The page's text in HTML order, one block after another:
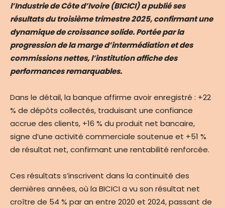
l’Industrie de Côte d’Ivoire (BICICI) a publié ses
résultats du troisième trimestre 2025, confirmant une
dynamique de croissance solide. Portée par la
progression de la marge d’intermédiation et des
commissions nettes, l’institution affiche des
performances remarquables.
Dans le détail, la banque affirme avoir enregistré : +22
% de dépôts collectés, traduisant une confiance
accrue des clients, +16 % du produit net bancaire,
signe d’une activité commerciale soutenue et +51 %
de résultat net, confirmant une rentabilité renforcée.
Ces résultats s’inscrivent dans la continuité des
dernières années, où la BICICI a vu son résultat net
croître de 54 % par an entre 2020 et 2024, passant de